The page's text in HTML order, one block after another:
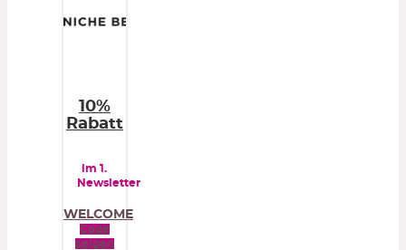
10%
Rabatt
im 1.
Newsletter
WELCOME
Code
zeigen